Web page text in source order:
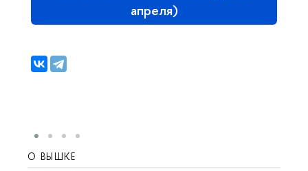
апреля)
О ВЫШКЕ